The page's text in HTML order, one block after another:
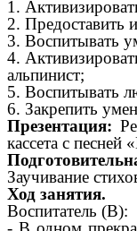
1.
2. Предоставить
3. Воспитывать
4.
альпинист;
5. Воспитывать
6. Закрепить
Презентация:
кассета с песней
Заучивание
Ход занятия.
Воспитатель (В):